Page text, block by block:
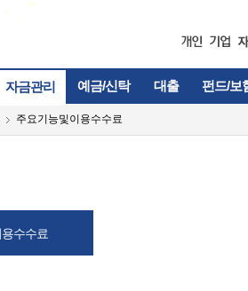
자금관리 예금/신탁 대출 펀드/보
주요기능및이용수수료
수수료